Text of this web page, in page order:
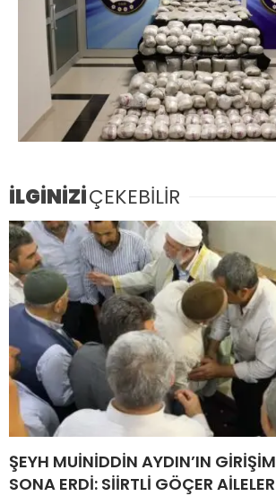
İLGİNİZİÇEKEBİLİR
ŞEYH MUİNİDDİN AYDIN’IN
SONA ERDİ: SİİRTLİ GÖÇER